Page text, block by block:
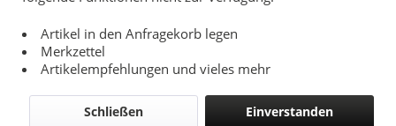
1,20 € *
Richtpreise - Siehe Kalkulationsbasis
Artikel in den Anfragekorb legen
Merkzettel
Artikelempfehlungen und vieles mehr
Einverstanden
Schließen